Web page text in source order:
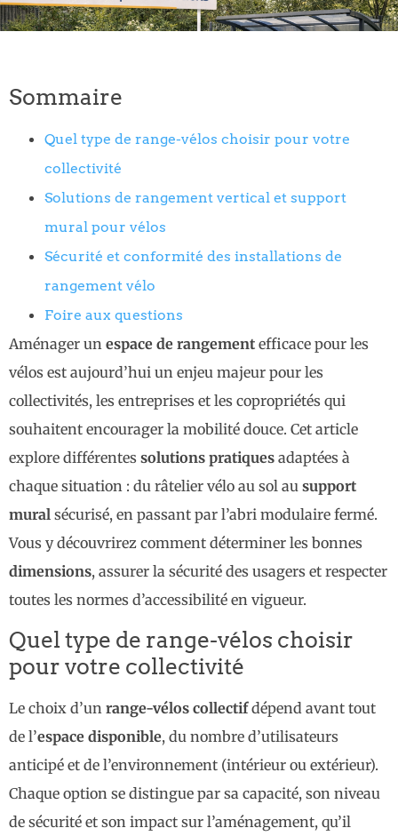
Sommaire
Quel type de range-vélos choisir pour votre
collectivité
Solutions de rangement vertical et support
mural pour vélos
Sécurité et conformité des installations de
rangement vélo
Foire aux questions
Aménager un espace de rangement efficace pour les
vélos est aujourd’hui un enjeu majeur pour les
collectivités, les entreprises et les copropriétés qui
souhaitent encourager la mobilité douce. Cet article
explore différentes solutions pratiques adaptées à
chaque situation : du râtelier vélo au sol au support
mural sécurisé, en passant par l’abri modulaire fermé.
Vous y découvrirez comment déterminer les bonnes
dimensions, assurer la sécurité des usagers et respecter
toutes les normes d’accessibilité en vigueur.
Quel type de range-vélos choisir
pour votre collectivité
Le choix d’un range-vélos collectifdépend avant tout
de l’espace disponible, du nombre d’utilisateurs
anticipé et de l’environnement (intérieur ou extérieur).
Chaque option se distingue par sa capacité, son niveau
de sécurité et son impact sur l’aménagement, qu’il